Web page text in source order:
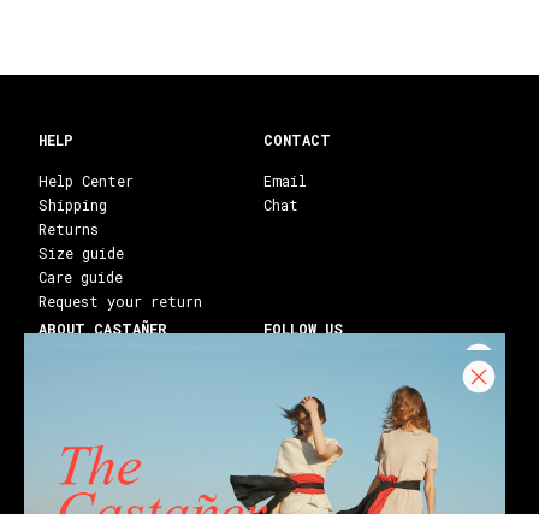
CONTACT
Email
Chat
HELP
Help Center
Shipping
Returns
Size guide
Care guide
Request your return
ABOUT CASTAÑER
Franchises
Stores
Castañer Society
FOLLOW US
Facebook
Youtube
Blog